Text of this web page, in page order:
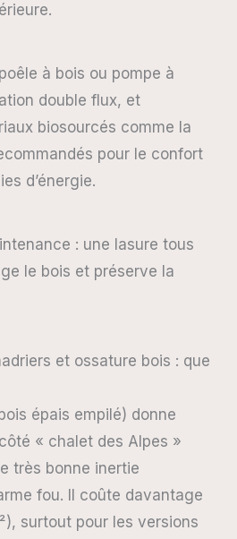
à bois ou pompe à
double flux, et
biosourcés comme la
pour le confort
d’énergie.
: une lasure tous
le bois et préserve la
et ossature bois : que
épais empilé) donne
« chalet des Alpes »
très bonne inertie
fou. Il coûte davantage
surtout pour les versions